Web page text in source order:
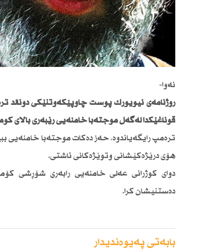
نەوا-
رۆژنامەی نیویۆرك پۆست چاوپێكەوتنێكی دۆناڵد
قۆناغێكدا لەگەڵ موجتەبا خامنەیی رێبەری باڵای
ترەمپ رایگەیاندوە، حەز دەكات موجتەبا خامنەیی
هۆی درێژەكێشانی وتوێژەكانی ئاشتی.
دوای كوژرانی عەلی خامنەیی رابەری شۆڕشی
دەستنیشان كرا.
بابەتی پەیوەندیدار